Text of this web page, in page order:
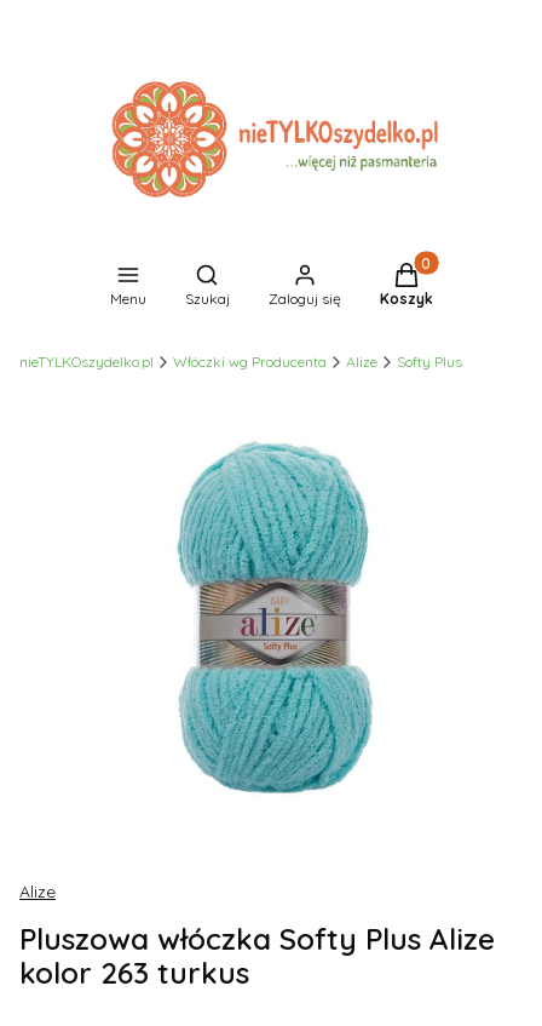
Menu
Otwórz wyszukiwarkę
Szukaj Zaloguj się
Produkty w
Koszyk
nieTYLKOszydelko.pl Włóczki wg Producenta Alize Softy Plus
Alize
Pluszowa włóczka Softy Plus Alize
kolor 263 turkus